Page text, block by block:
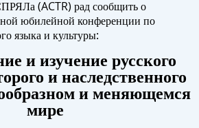
(ACTR) рад сообщить о
юбилейной конференции по
языка и культуры:
и изучение русского
и наследственного
и меняющемся
мире